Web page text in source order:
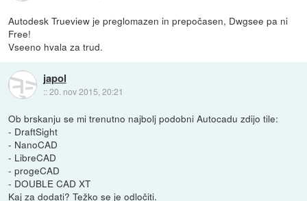
Autodesk Trueview je preglomazen in prepočasen, Dwgsee pa ni
Free!
Vseeno hvala za trud.
japol
::20. nov 2015, 20:21
Ob brskanju se mi trenutno najbolj podobni Autocadu zdijo tile:
- DraftSight
- NanoCAD
- LibreCAD
- progeCAD
- DOUBLE CAD XT
Kaj za dodati? Težko se je odločiti.